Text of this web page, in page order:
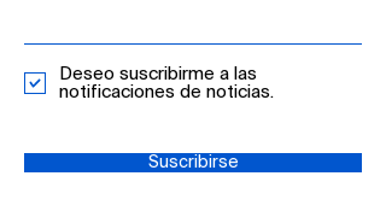
Deseo suscribirme a las
notificaciones de noticias.
Suscribirse